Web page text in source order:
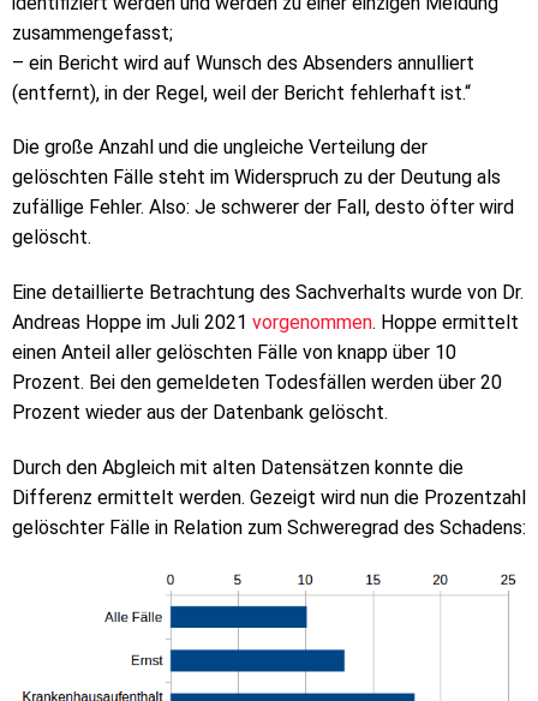
zusammengefasst;
– ein Bericht wird auf Wunsch des Absenders annulliert
(entfernt), in der Regel, weil der Bericht fehlerhaft ist.“
Die große Anzahl und die ungleiche Verteilung der
gelöschten Fälle steht im Widerspruch zu der Deutung als
zufällige Fehler. Also: Je schwerer der Fall, desto öfter wird
gelöscht.
Eine detaillierte Betrachtung des Sachverhalts wurde von Dr.
Andreas Hoppe im Juli 2021 vorgenommen. Hoppe ermittelt
einen Anteil aller gelöschten Fälle von knapp über 10
Prozent. Bei den gemeldeten Todesfällen werden über 20
Prozent wieder aus der Datenbank gelöscht.
Durch den Abgleich mit alten Datensätzen konnte die
Differenz ermittelt werden. Gezeigt wird nun die Prozentzahl
gelöschter Fälle in Relation zum Schweregrad des Schadens: